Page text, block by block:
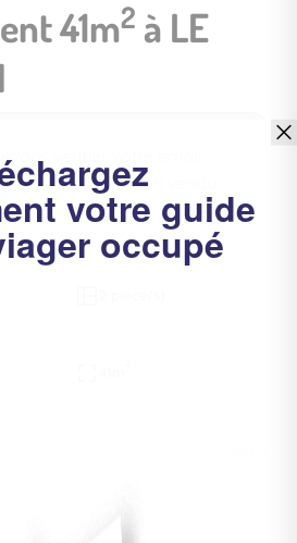
41m2 à LE
vérifier votre email
les détails du bien vendu